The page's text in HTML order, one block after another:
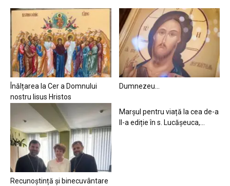
Înălțarea la Cer a Domnului
nostru Iisus Hristos
Dumnezeu…
Recunoștință și binecuvântare
Marșul pentru viață la cea de-a
II-a ediție în s. Lucășeuca,...